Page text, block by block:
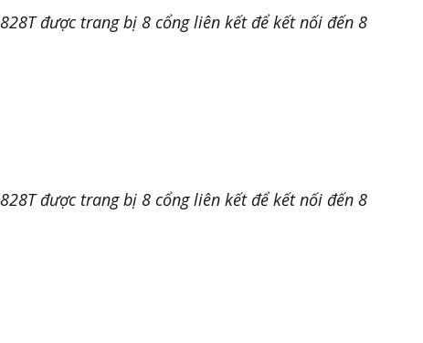
được trang bị 8 cổng liên kết để kết nối đến 8
được trang bị 8 cổng liên kết để kết nối đến 8